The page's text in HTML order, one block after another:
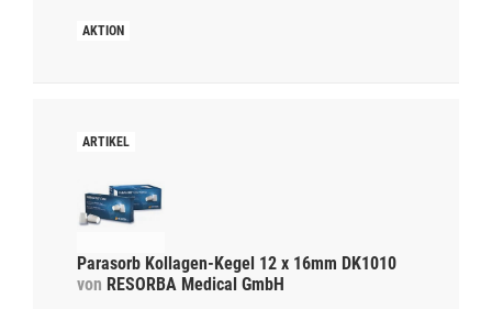
Parasorb Kollagen-Kegel 12 x 16mm DK1010
von RESORBA Medical GmbH